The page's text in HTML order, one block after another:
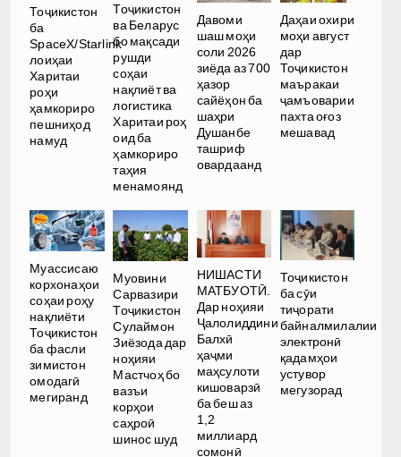
Тоҷикистон
ба
SpaceX/Starlink
лоиҳаи
Харитаи
роҳи
ҳамкориро
пешниҳод
намуд
Тоҷикистон
ва Беларус
бо мақсади
рушди
соҳаи
нақлиёт ва
логистика
Харитаи роҳ
оид ба
ҳамкориро
таҳия
менамоянд
Давоми
шаш моҳи
соли 2026
зиёда аз 700
ҳазор
сайёҳон ба
шаҳри
Душанбе
ташриф
овардаанд
Даҳаи охири
моҳи август
дар
Тоҷикистон
маъракаи
ҷамъоварии
пахта оғоз
мешавад
Муассисаю
корхонаҳои
соҳаи роҳу
нақлиёти
Тоҷикистон
ба фасли
зимистон
омодагӣ
мегиранд
Муовини
Сарвазири
Тоҷикистон
Сулаймон
Зиёзода дар
ноҳияи
Мастчоҳ бо
вазъи
корҳои
саҳроӣ
шинос шуд
НИШАСТИ
МАТБУОТӢ.
Дар ноҳияи
Ҷалолиддини
Балхӣ
ҳаҷми
маҳсулоти
кишоварзӣ
ба беш аз
1,2
миллиард
сомонӣ
Тоҷикистон
ба сӯи
тиҷорати
байналмилалии
электронӣ
қадамҳои
устувор
мегузорад